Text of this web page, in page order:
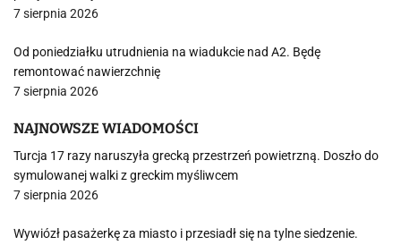
7 sierpnia 2026
Od poniedziałku utrudnienia na wiadukcie nad A2. Będę
remontować nawierzchnię
7 sierpnia 2026
NAJNOWSZE WIADOMOŚCI
Turcja 17 razy naruszyła grecką przestrzeń powietrzną. Doszło do
symulowanej walki z greckim myśliwcem
7 sierpnia 2026
Wywiózł pasażerkę za miasto i przesiadł się na tylne siedzenie.